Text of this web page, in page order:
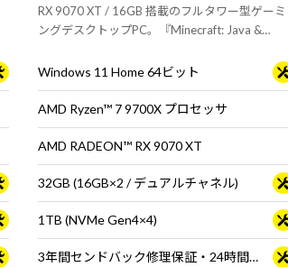
RX 9070 XT / 16GB 搭載のフルタワー型ゲーミ
ングデスクトップPC。『Minecraft: Java &
ス・キーボードは別売りです
Windows 11 Home 64ビット
AMD Ryzen™ 7 9700X プロセッサ
AMD RADEON™ RX 9070 XT
32GB (16GB×2 / デュアルチャネル)
1TB (NVMe Gen4×4)
3年間センドバック修理保証・24時間×365日電話サポート